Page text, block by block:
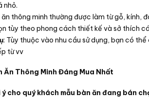
nhỏ.
ăn thông minh thường được làm từ gỗ, kính,
tùy theo phong cách thiết kế và sở thích
: Tùy thuộc vào nhu cầu sử dụng, bạn có
từ vv
Ăn Thông Minh Đáng Mua Nhất
ý cho quý khách mẫu bàn ăn đang bán